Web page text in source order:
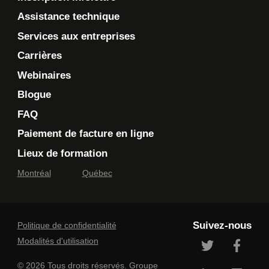
Assistance technique
Services aux entreprises
Carrières
Webinaires
Blogue
FAQ
Paiement de facture en ligne
Lieux de formation
Montréal Québec
Politique de confidentialité
Modalités d'utilisation
© 2026 Tous droits réservés. Groupe
Suivez-nous